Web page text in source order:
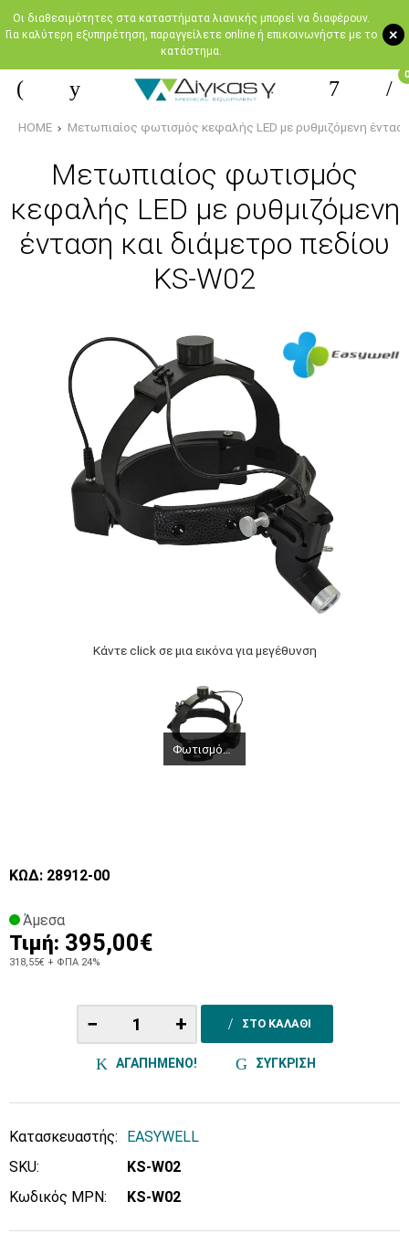
+
Oι διαθεσιμότητες στα καταστήματα λιανικής μπορεί να διαφέρουν.
Για καλύτερη εξυπηρέτηση, παραγγείλετε online ή επικοινωνήστε με το
κατάστημα.
0
HOME Μετωπιαίος φωτισμός κεφαλής LED με ρυθμιζόμενη
Μετωπιαίος φωτισμός
κεφαλής LED με ρυθμιζόμενη
ένταση και διάμετρο πεδίου
KS-W02
Κάντε click σε μια εικόνα για μεγέθυνση
Φωτισμός κεφαλής KS-W02 LED
ΚΩΔ: 28912-00
Άμεσα
Τιμή: 395,00€
318,55€ + ΦΠΑ 24%
− + ΣΤΟ ΚΑΛΑΘΙ
ΑΓΑΠΗΜΕΝΟ! ΣΥΓΚΡΙΣΗ
Κατασκευαστής:
EASYWELL
SKU:
KS-W02
Κωδικός MPN:
KS-W02